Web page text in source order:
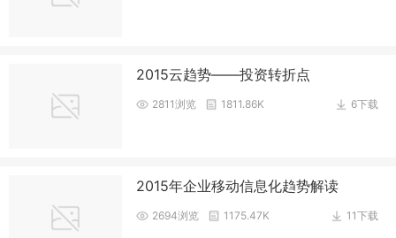
2015云趋势——投资转折点
6下载
2811浏览 1811.86K
2015年企业移动信息化趋势解读
11下载
2694浏览 1175.47K